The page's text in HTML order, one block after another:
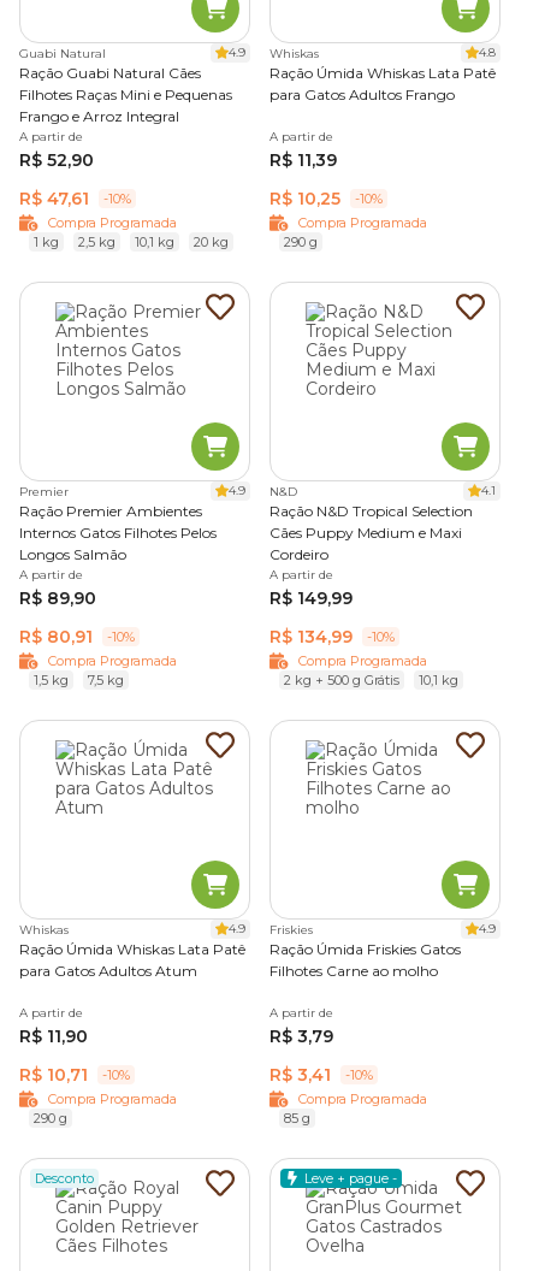
Guabi Natural 4.9
Ração Guabi Natural Cães
Filhotes Raças Mini e Pequenas
Frango e Arroz Integral
A partir de
R$ 52,90
R$ 47,61
-10%
Compra Programada
1 kg
2,5 kg 10,1 kg 20 kg
Whiskas 4.8
Ração Úmida Whiskas Lata Patê
para Gatos Adultos Frango
A partir de
R$ 11,39
R$ 10,25
-10%
Compra Programada
290 g
Premier 4.9
Ração Premier Ambientes
Internos Gatos Filhotes Pelos
Longos Salmão
A partir de
R$ 89,90
R$ 80,91
-10%
Compra Programada
1,5 kg
7,5 kg
N&D 4.1
Ração N&D Tropical Selection
Cães Puppy Medium e Maxi
Cordeiro
A partir de
R$ 149,99
R$ 134,99
-10%
Compra Programada
2 kg + 500 g Grátis
10,1 kg
Whiskas 4.9
Ração Úmida Whiskas Lata Patê
para Gatos Adultos Atum
A partir de
R$ 11,90
R$ 10,71
-10%
Compra Programada
290 g
Friskies 4.9
Ração Úmida Friskies Gatos
Filhotes Carne ao molho
A partir de
R$ 3,79
R$ 3,41
-10%
Compra Programada
85 g
Desconto Leve + pague -